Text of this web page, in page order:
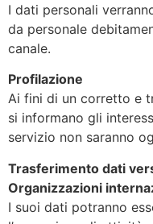
I dati personali
da personale
canale.
Profilazione
Ai fini di un corretto e
si informano gli
servizio non saranno
Trasferimento dati
Organizzazioni
I suoi dati potranno